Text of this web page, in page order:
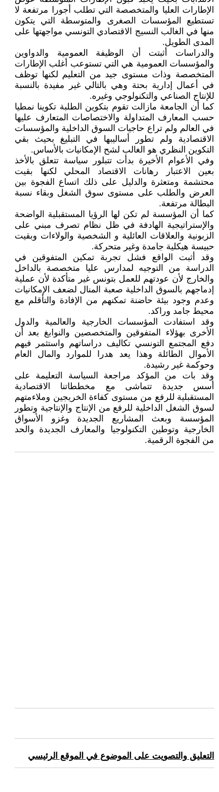
الإطارات العليا والمتخصصة التي تطلب أجورا مرتفعة لا
تستطيع المؤسسات الصغرى والمتوسطة التي يتكون
منها في الغالب النسيج الاقتصادي التونسي مواجهتها على
المدى الطويل.
والدراسات أثبتت أن الوظيفة العمومية والدواوين
والمؤسسات العمومية هي التي تستوعب أغلب الإطارات
المتخصصة وذات مستوى جيد من التعليم لكنها توظف
في أعمال إدارية بحتة وهي بالتالي غير مفيدة بالنسبة
للإنتاج الصناعي والتكنولوجي وغيره.
كما أن الجامعة مازالت تقوم بتكوين الطلبة تكوينا نمطيا
حسب المعارف المتداولة والاختصاصات المتعارف عليها
في العالم ولم تراع حاجيات السوق الداخلية والمؤسسات
الاقتصادية ولم تطور أساليبها في التبليغ بحيث بقي
التكوين النظري هو الغالب لشح الإمكانيات بالأساس.
وفي الأعوام الأخيرة بدأت تتبلور سياسة تتعلق بالأخذ
بعين الاعتبار رهانات الاقتصاد المحلي لكنها بقيت
محتشمة ومتعثرة والدليل على ذلك اتساع الفجوة بين
العرض والطلب على مستوى سوق الشغل وبقاء نسبة
البطالة مرتفعة.
كما أن المؤسسة لم تكن لها الرؤيا المستقبلية الواضحة
والإستراتيجية الهادفة في ظل نظام تصرف مبني على
الزبونية والعلاقات العائلية و الشخصية والولاءات وبقيت
حبيسة هيكلية جامدة وغير متحركة.
وقد أثبت الواقع فشل تجربة تمكين المتفوقين في
الدراسة من التوجيه لمدارس عليا متخصصة بالداخل
والخارج لأن عودتهم للعمل بتونس غير متأكدة لأن عملية
إدماجهم بالسوق الداخلية صعبة المنال لضعف الإمكانيات
وعدم وجود بيئة حاضنة تمكنهم من الإفادة والتأقلم مع
محيط جامد وراكد.
وقد استفادت المؤسسات الخارجية والعالمية والدول
الأخرى بهؤلاء المتفوقين والمتخصصين والنوابغ بعد أن
دفع المجتمع التونسي تكاليف دراساتهم واستثمر فيهم
الأموال الطائلة وهذا يعد هدرا للموارد والمال العام
وحوكمة غير رشيدة.
وقد بات من المؤكد مراجعة السياسة التعليمة على
أسس جديدة تتماشى مع مخططاتنا الاقتصادية
المستقبلية للرفع من مستوى كفاءة الخريجين وملاءمتهم
لسوق الشغل الداخلية للرفع من الإنتاج والإنتاجية وتطور
المؤسسة وبعث المشاريع الجديدة وغزو الأسواق
الخارجية وتوطين التكنولوجيا والمعارف الجديدة والحد
من الفجوة الرقمية.
التعليق والتصويت على الموضوع في الموقع الرئيسي